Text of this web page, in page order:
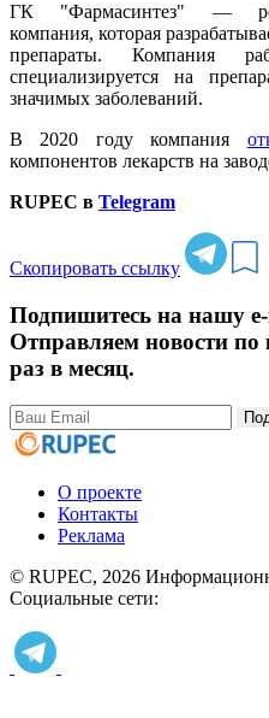
ГК "Фармасинтез" —
компания, которая
препараты. Компания
специализируется на
значимых заболеваний.
В 2020 году компания
компонентов лекарств на
RUPEC в Telegram
Скопировать ссылку
Подпишитесь на нашу
Отправляем новости
раз в месяц.
О проекте
Контакты
Реклама
© RUPEC, 2026
Социальные сети: